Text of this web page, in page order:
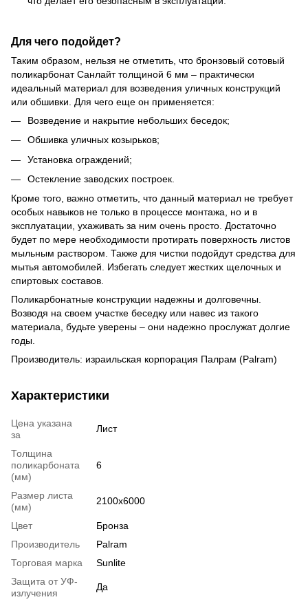
Для чего подойдет?
Таким образом, нельзя не отметить, что бронзовый сотовый
поликарбонат Санлайт толщиной 6 мм – практически
идеальный материал для возведения уличных конструкций
или обшивки. Для чего еще он применяется:
Возведение и накрытие небольших беседок;
Обшивка уличных козырьков;
Установка ограждений;
Остекление заводских построек.
Кроме того, важно отметить, что данный материал не требует
особых навыков не только в процессе монтажа, но и в
эксплуатации, ухаживать за ним очень просто. Достаточно
будет по мере необходимости протирать поверхность листов
мыльным раствором. Также для чистки подойдут средства для
мытья автомобилей. Избегать следует жестких щелочных и
спиртовых составов.
Поликарбонатные конструкции надежны и долговечны.
Возводя на своем участке беседку или навес из такого
материала, будьте уверены – они надежно прослужат долгие
годы.
Производитель: израильская корпорация Палрам (Palram)
Характеристики
Цена указана
за
Лист
Толщина
поликарбоната
(мм)
6
Размер листа
(мм)
2100x6000
Цвет
Бронза
Производитель
Palram
Торговая марка
Sunlite
Защита от УФ-
излучения
Да